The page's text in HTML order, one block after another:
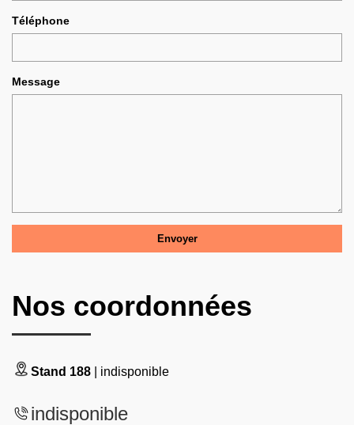
Téléphone
Message
Nos coordonnées
Stand 188 | indisponible
indisponible